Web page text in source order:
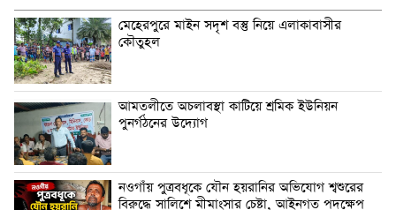
মেহেরপুরে মাইন সদৃশ বস্তু নিয়ে এলাকাবাসীর
কৌতুহল
আমতলীতে অচলাবস্থা কাটিয়ে শ্রমিক ইউনিয়ন
পুনর্গঠনের উদ্যোগ
নওগাঁয় পুত্রবধূকে যৌন হয়রানির অভিযোগ শ্বশুরের
বিরুদ্ধে সালিশে মীমাংসার চেষ্টা, আইনগত পদক্ষেপ